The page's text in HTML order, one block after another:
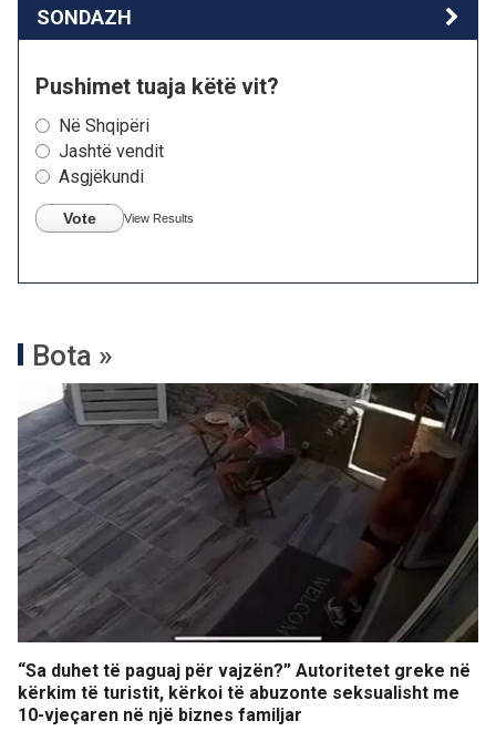
SONDAZH
Pushimet tuaja këtë vit?
Në Shqipëri
Jashtë vendit
Asgjëkundi
Vote View Results
Bota »
“Sa duhet të paguaj për vajzën?” Autoritetet greke në
kërkim të turistit, kërkoi të abuzonte seksualisht me
10-vjeçaren në një biznes familjar